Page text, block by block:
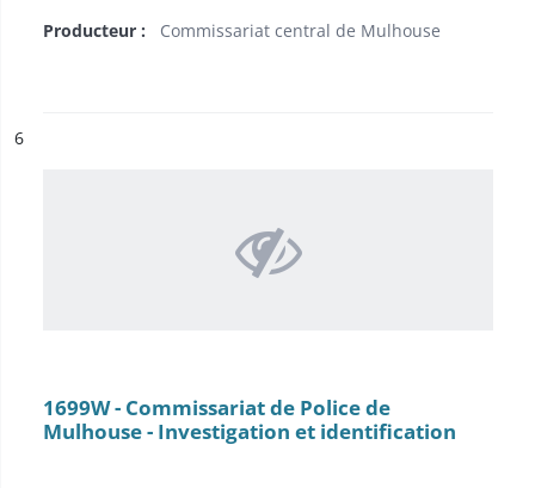
Producteur : Commissariat central de Mulhouse
n°
6
1699W - Commissariat de Police de
Mulhouse - Investigation et identification